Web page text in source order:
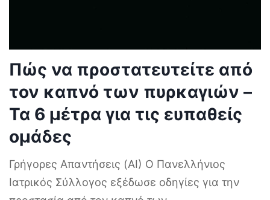
Πώς να προστατευτείτε από
τον καπνό των πυρκαγιών –
Τα 6 μέτρα για τις ευπαθείς
ομάδες
Γρήγορες Απαντήσεις (AI) Ο Πανελλήνιος
Ιατρικός Σύλλογος εξέδωσε οδηγίες για την